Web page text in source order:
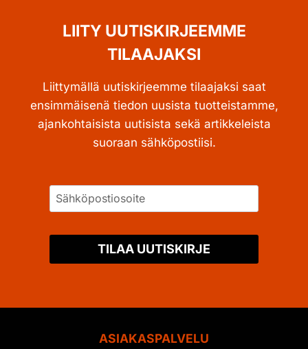
LIITY UUTISKIRJEEMME
TILAAJAKSI
Liittymällä uutiskirjeemme tilaajaksi saat
ensimmäisenä tiedon uusista tuotteistamme,
ajankohtaisista uutisista sekä artikkeleista
suoraan sähköpostiisi.
TILAA UUTISKIRJE
ASIAKASPALVELU